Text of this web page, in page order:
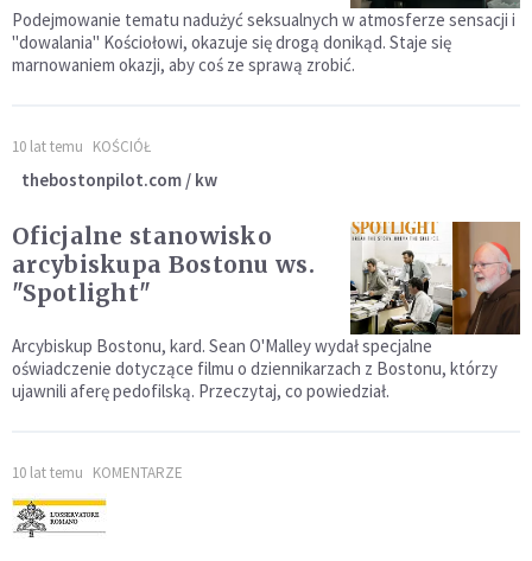
Podejmowanie tematu nadużyć seksualnych w atmosferze sensacji i
"dowalania" Kościołowi, okazuje się drogą donikąd. Staje się
marnowaniem okazji, aby coś ze sprawą zrobić.
10 lat temu KOŚCIÓŁ
thebostonpilot.com / kw
Oficjalne stanowisko
arcybiskupa Bostonu ws.
"Spotlight"
Arcybiskup Bostonu, kard. Sean O'Malley wydał specjalne
oświadczenie dotyczące filmu o dziennikarzach z Bostonu, którzy
ujawnili aferę pedofilską. Przeczytaj, co powiedział.
10 lat temu KOMENTARZE